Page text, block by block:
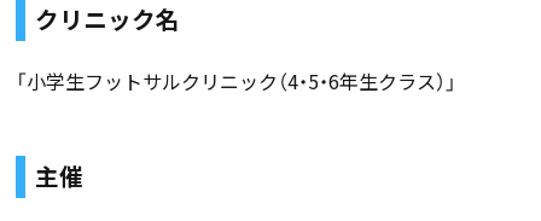
クリニック名
「小学生フットサルクリニック（4・5・6年生クラス）」
主催